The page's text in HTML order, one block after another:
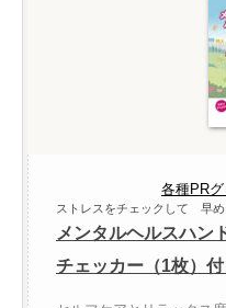
各種PR
ストレスをチェックして 早め
メンタルヘルスハ
チェッカー（1枚）付